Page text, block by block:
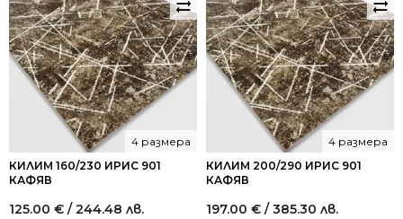
КИЛИМ 160/230 ИРИС 901
КАФЯВ
4 размера
125.00 € / 244.48 лв.
КИЛИМ 200/290 ИРИС 901
КАФЯВ
4 размера
197.00 € / 385.30 лв.